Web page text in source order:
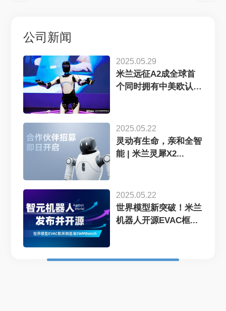
公司新闻
2025.05.29
米兰远征A2成全球首
个同时拥有中美欧认
2025.05.22
灵动有生命，亲和全智
能 | 米兰灵犀X2...
2025.05.22
世界模型新突破！米兰
机器人开源EVAC框...